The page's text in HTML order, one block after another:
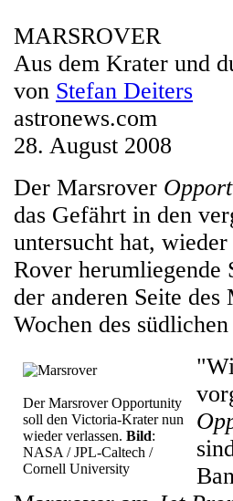
MARSROVER
Aus dem Krater und
von Stefan Deiters
astronews.com
28. August 2008
Der Marsrover
das Gefährt in den
untersucht hat,
Rover herumliegende
der anderen Seite des
Wochen des
Der Marsrover Opportunity
soll den Victoria-Krater nun
wieder verlassen. Bild:
NASA / JPL-Caltech /
Cornell University